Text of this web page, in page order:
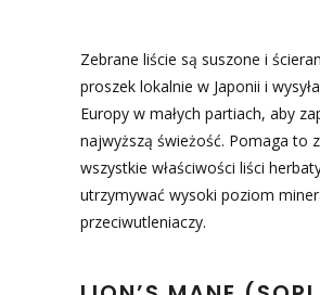
Zebrane liście są suszone i
proszek lokalnie w Japonii i
Europy w małych partiach, aby
najwyższą świeżość. Pomaga to
wszystkie właściwości liści
utrzymywać wysoki poziom
przeciwutleniaczy.